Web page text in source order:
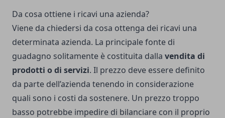
Da cosa ottiene i ricavi una azienda?
Viene da chiedersi da cosa ottenga dei ricavi una
determinata azienda. La principale fonte di
guadagno solitamente è costituita dalla vendita di
prodotti o di servizi. Il prezzo deve essere definito
da parte dell’azienda tenendo in considerazione
quali sono i costi da sostenere. Un prezzo troppo
basso potrebbe impedire di bilanciare con il proprio